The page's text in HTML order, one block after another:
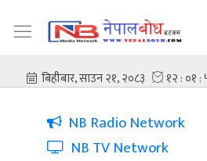
NB Radio Network
NB TV Network